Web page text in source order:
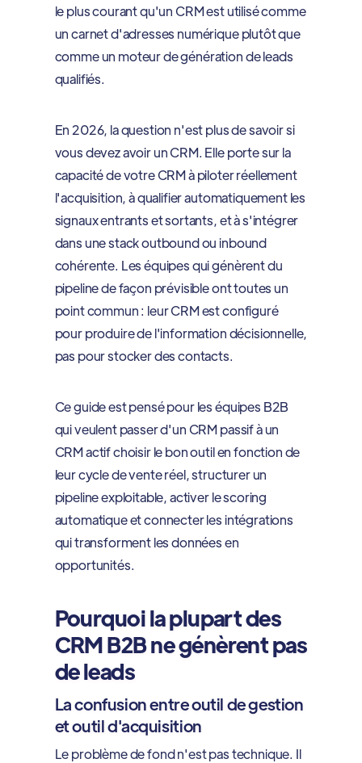
le plus courant qu'un CRM est utilisé comme
un carnet d'adresses numérique plutôt que
comme un moteur de génération de leads
qualifiés.
En 2026, la question n'est plus de savoir si
vous devez avoir un CRM. Elle porte sur la
capacité de votre CRM à piloter réellement
l'acquisition, à qualifier automatiquement les
signaux entrants et sortants, et à s'intégrer
dans une stack outbound ou inbound
cohérente. Les équipes qui génèrent du
pipeline de façon prévisible ont toutes un
point commun : leur CRM est configuré
pour produire de l'information décisionnelle,
pas pour stocker des contacts.
Ce guide est pensé pour les équipes B2B
qui veulent passer d'un CRM passif à un
CRM actif choisir le bon outil en fonction de
leur cycle de vente réel, structurer un
pipeline exploitable, activer le scoring
automatique et connecter les intégrations
qui transforment les données en
opportunités.
Pourquoi la plupart des
CRM B2B ne génèrent pas
de leads
La confusion entre outil de gestion
et outil d'acquisition
Le problème de fond n'est pas technique. Il